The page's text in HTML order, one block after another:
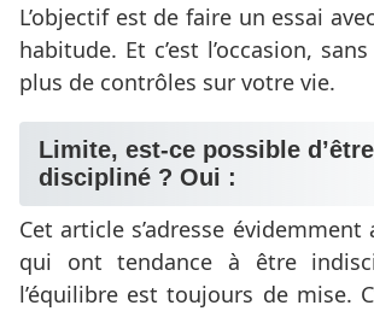
L’objectif est de faire un essai
habitude. Et c’est l’occasion,
plus de contrôles sur votre vie.
Limite, est-ce possible
discipliné ? Oui :
Cet article s’adresse évidemment
qui ont tendance à être
l’équilibre est toujours de mise.